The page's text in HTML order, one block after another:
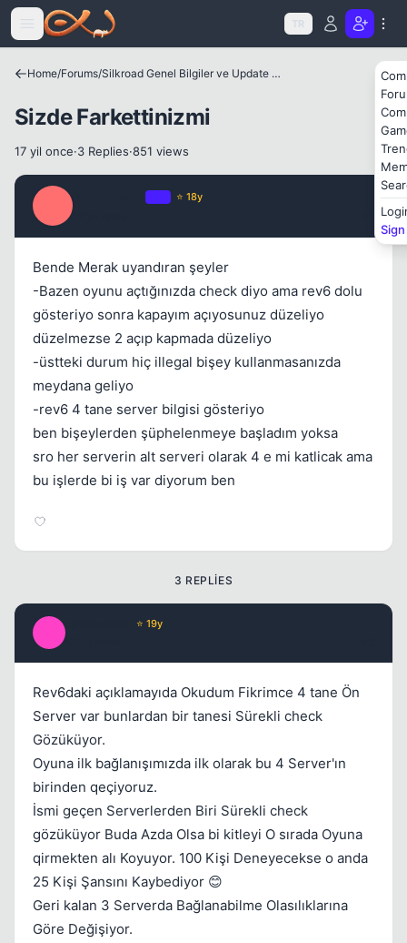
Icerige atla
TR
Home/Forums/ Silkroad Genel Bilgiler ve Update Bilgileri
Sizde Farkettinizmi
17 yil once·3 Replies·851 views
⭐ 18y
Bende Merak uyandıran şeyler
-Bazen oyunu açtığınızda check diyo ama rev6 dolu
gösteriyo sonra kapayım açıyosunuz düzeliyo
düzelmezse 2 açıp kapmada düzeliyo
-üstteki durum hiç illegal bişey kullanmasanızda
meydana geliyo
-rev6 4 tane server bilgisi gösteriyo
ben bişeylerden şüphelenmeye başladım yoksa
sro her serverin alt serveri olarak 4 e mi katlicak ama
bu işlerde bi iş var diyorum ben
3 REPLIES
⭐ 19y
Rev6daki açıklamayıda Okudum Fikrimce 4 tane Ön
Server var bunlardan bir tanesi Sürekli check
Gözüküyor.
Oyuna ilk bağlanışımızda ilk olarak bu 4 Server'ın
birinden qeçiyoruz.
İsmi geçen Serverlerden Biri Sürekli check
gözüküyor Buda Azda Olsa bi kitleyi O sırada Oyuna
qirmekten alı Koyuyor. 100 Kişi Deneyecekse o anda
25 Kişi Şansını Kaybediyor 😊
Geri kalan 3 Serverda Bağlanabilme Olasılıklarına
Göre Değişiyor.
Kapat
Kapat